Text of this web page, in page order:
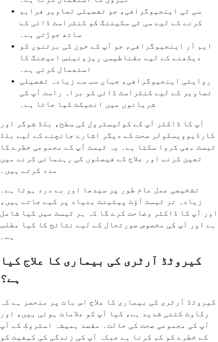
سی ٹی اینجیوگرافی، جو تفصیلی تصاویر فراہم
کرنے کے لیے سی ٹی سکیننگ کو کنٹراسٹ ڈائی کے
ساتھ جوڑتی ہے۔
ایم آر اینجیوگرافی، جو آپ کے خون کی برتنوں کو
دیکھنے کے لیے مقناطیسی ریزونینس امیجنگ کا
استعمال کرتی ہے۔
روایتی اینجیوگرافی، جہاں سب سے زیادہ تفصیلی
تصاویر کے لیے کنٹراسٹ ڈائی کو براہ راست آپ کی
شریانوں میں انجیکٹ کیا جاتا ہے۔
آپ کا ڈاکٹر آپ کے کولیسٹرول کی سطح، بلڈ شوگر اور
کارڈیوویسکولر صحت کے دیگر اشارے جانچنے کے لیے بلڈ
ٹیسٹ بھی کروا سکتا ہے۔ یہ ٹیسٹ آپ کے مجموعی خطرے کا
تعین کرنے اور علاج کے فیصلوں کی رہنمائی کرنے میں
مدد کرتے ہیں۔
تشخیصی عمل عام طور پر سیدھا اور بے درد ہوتا ہے۔
زیادہ تر ٹیسٹ آؤٹ پیٹینٹ بنیاد پر کیے جاتے ہیں،
اور آپ کا ڈاکٹر وضاحت کرے گا کہ ہر ٹیسٹ میں کیا شامل
ہے اور آپ کی مخصوص صورتحال کے لیے نتائج کا کیا مطلب
ہے۔
کیروٹڈ آرٹری کی بیماری کا علاج کیا
ہے؟
کیروٹڈ آرٹری کی بیماری کا علاج اس بات پر منحصر ہے کہ
رکاوٹ کتنی شدید ہے، کیا آپ کو علامات ہوئی ہیں، اور
آپ کی مجموعی صحت کی حالت۔ مقصد ہمیشہ اسٹروک کے آپ
کے خطرے کو کم کرنا ہے جبکہ آپ کی زندگی کی کیفیت کو